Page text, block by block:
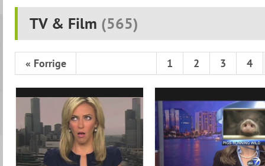
TV & Film (565)
« Forrige 1 2 3 4